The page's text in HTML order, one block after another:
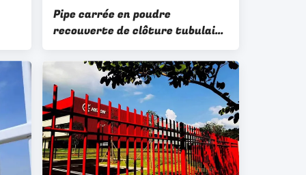
Pipe carrée en poudre
recouverte de clôture tubulaire
à rail horizontal en acier
galvanisé Q195 Q235